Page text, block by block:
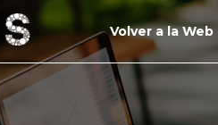
Volver a la Web